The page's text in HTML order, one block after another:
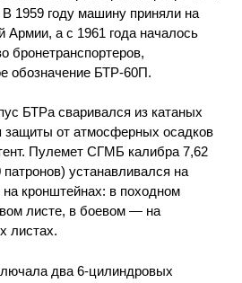
1959 году машину приняли на
Армии, а с 1961 года началось
бронетранспортеров,
обозначение БТР-60П.
БТРа сваривался из катаных
защиты от атмосферных осадков
Пулемет СГМБ калибра 7,62
устанавливался на
кронштейнах: в походном
листе, в боевом — на
листах.
два 6-цилиндровых